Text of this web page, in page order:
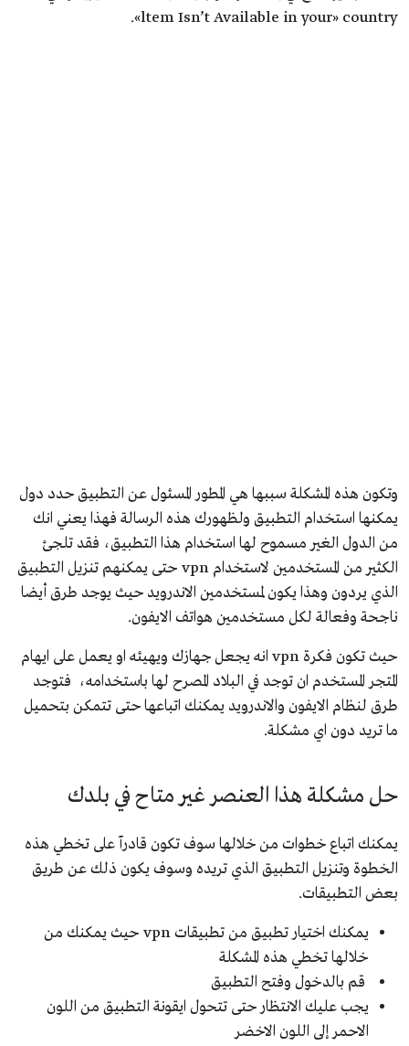
ltem Isn’t Available in your» country».
وتكون هذه المشكلة سببها هي المطور المسئول عن التطبيق حدد دول
يمكنها استخدام التطبيق ولظهورك هذه الرسالة فهذا يعني انك
من الدول الغير مسموح لها استخدام هذا التطبيق، فقد تلجئ
الكثير من المستخدمين لاستخدام vpn حتى يمكنهم تنزيل التطبيق
الذي يردون وهذا يكون لمستخدمين الاندرويد حيث يوجد طرق أيضا
ناجحة وفعالة لكل مستخدمين هواتف الايفون.
حيث تكون فكرة vpn انه يجعل جهازك ويهيئه او يعمل على ايهام
المتجر المستخدم ان توجد في البلاد المصرح لها باستخدامه، فتوجد
طرق لنظام الايفون والاندرويد يمكنك اتباعها حتى تتمكن بتحميل
ما تريد دون اي مشكلة.
حل مشكلة هذا العنصر غير متاح في بلدك
يمكنك اتباع خطوات من خلالها سوف تكون قادرآ على تخطي هذه
الخطوة وتنزيل التطبيق الذي تريده وسوف يكون ذلك عن طريق
بعض التطبيقات.
يمكنك اختيار تطبيق من تطبيقات vpn حيث يمكنك من
خلالها تخطي هذه المشكلة
قم بالدخول وفتح التطبيق
يجب عليك الانتظار حتى تتحول ايقونة التطبيق من اللون
الاحمر إلى اللون الاخضر